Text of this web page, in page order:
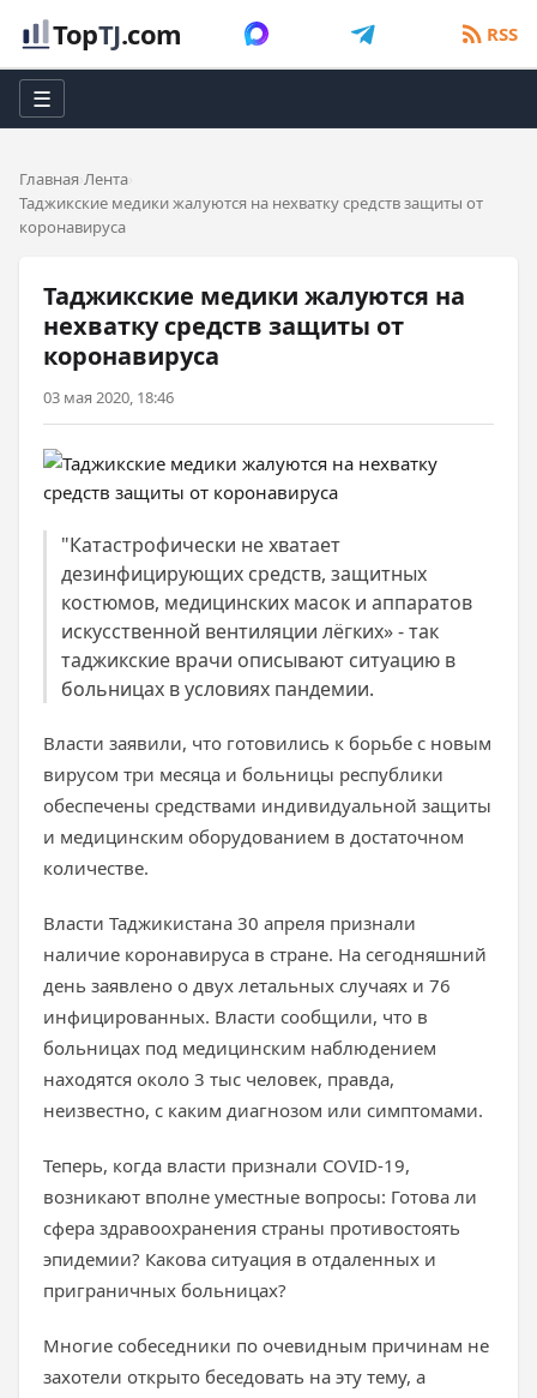
TopTJ.com RSS
☰
Главная Лента
Таджикские медики жалуются на нехватку средств защиты от
коронавируса
Таджикские медики жалуются на
нехватку средств защиты от
коронавируса
03 мая 2020, 18:46
"Катастрофически не хватает
дезинфицирующих средств, защитных
костюмов, медицинских масок и аппаратов
искусственной вентиляции лёгких» - так
таджикские врачи описывают ситуацию в
больницах в условиях пандемии.
Власти заявили, что готовились к борьбе с новым
вирусом три месяца и больницы республики
обеспечены средствами индивидуальной защиты
и медицинским оборудованием в достаточном
количестве.
Власти Таджикистана 30 апреля признали
наличие коронавируса в стране. На сегодняшний
день заявлено о двух летальных случаях и 76
инфицированных. Власти сообщили, что в
больницах под медицинским наблюдением
находятся около 3 тыс человек, правда,
неизвестно, с каким диагнозом или симптомами.
Теперь, когда власти признали COVID-19,
возникают вполне уместные вопросы: Готова ли
сфера здравоохранения страны противостоять
эпидемии? Какова ситуация в отдаленных и
приграничных больницах?
Многие собеседники по очевидным причинам не
захотели открыто беседовать на эту тему, а